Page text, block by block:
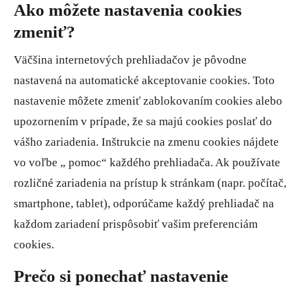
Ako môžete nastavenia cookies
zmeniť?
Väčšina internetových prehliadačov je pôvodne
nastavená na automatické akceptovanie cookies. Toto
nastavenie môžete zmeniť zablokovaním cookies alebo
upozornením v prípade, že sa majú cookies poslať do
vášho zariadenia. Inštrukcie na zmenu cookies nájdete
vo voľbe „ pomoc“ každého prehliadača. Ak používate
rozličné zariadenia na prístup k stránkam (napr. počítač,
smartphone, tablet), odporúčame každý prehliadač na
každom zariadení prispôsobiť vašim preferenciám
cookies.
Prečo si ponechať nastavenie